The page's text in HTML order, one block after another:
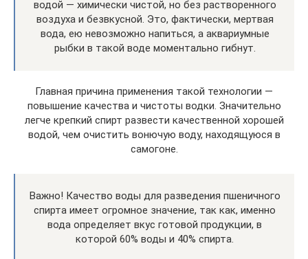
водой — химически чистой, но без растворенного
воздуха и безвкусной. Это, фактически, мертвая
вода, ею невозможно напиться, а аквариумные
рыбки в такой воде моментально гибнут.
Главная причина применения такой технологии —
повышение качества и чистоты водки. Значительно
легче крепкий спирт развести качественной хорошей
водой, чем очистить вонючую воду, находящуюся в
самогоне.
Важно! Качество воды для разведения пшеничного
спирта имеет огромное значение, так как, именно
вода определяет вкус готовой продукции, в
которой 60% воды и 40% спирта.